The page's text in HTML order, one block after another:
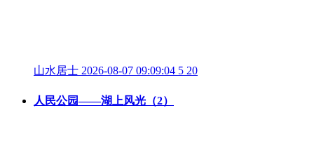
山水居士 2026-08-07 09:09:04 5 20
人民公园——湖上风光（2）